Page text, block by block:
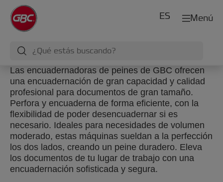
Menú
ES
Las encuadernadoras de peines de GBC ofrecen
una encuadernación de gran capacidad y calidad
profesional para documentos de gran tamaño.
Perfora y encuaderna de forma eficiente, con la
flexibilidad de poder desencuadernar si es
necesario. Ideales para necesidades de volumen
moderado, estas máquinas sueldan a la perfección
los dos lados, creando un peine duradero. Eleva
los documentos de tu lugar de trabajo con una
encuadernación sofisticada y segura.